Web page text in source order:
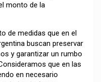
monto de la
de medidas que en el
buscan preservar
y garantizar un rumbo
que en las
en necesario